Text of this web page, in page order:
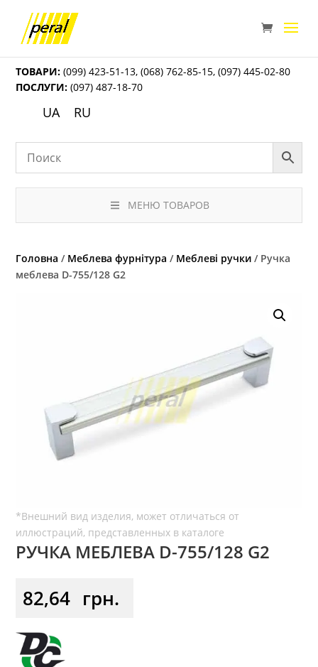
ТОВАРИ: (099) 423-51-13,(068) 762-85-15,(097) 445-02-80
ПОСЛУГИ: (097) 487-18-70
UA RU
МЕНЮ ТОВАРОВ
Головна / Меблева фурнітура / Меблеві ручки / Ручка
меблева D-755/128 G2
РУЧКА МЕБЛЕВА D-755/128 G2
82,64 грн.